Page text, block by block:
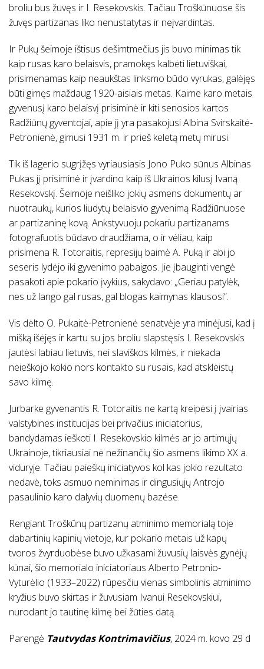
broliu bus žuvęs ir I. Resekovskis. Tačiau Troškūnuose šis
žuvęs partizanas liko nenustatytas ir neįvardintas.
Ir Pukų šeimoje ištisus dešimtmečius jis buvo minimas tik
kaip rusas karo belaisvis, pramokęs kalbėti lietuviškai,
prisimenamas kaip neaukštas linksmo būdo vyrukas, galėjęs
būti gimęs maždaug 1920-aisiais metas. Kaime karo metais
gyvenusį karo belaisvį prisiminė ir kiti senosios kartos
Radžiūnų gyventojai, apie jį yra pasakojusi Albina Svirskaitė-
Petronienė, gimusi 1931 m. ir prieš keletą metų mirusi.
Tik iš lagerio sugrįžęs vyriausiasis Jono Puko sūnus Albinas
Pukas jį prisiminė ir įvardino kaip iš Ukrainos kilusį Ivaną
Resekovskį. Šeimoje neišliko jokių asmens dokumentų ar
nuotraukų, kurios liudytų belaisvio gyvenimą Radžiūnuose
ar partizaninę kovą. Ankstyvuoju pokariu partizanams
fotografuotis būdavo draudžiama, o ir vėliau, kaip
prisimena R. Totoraitis, represijų baimė A. Puką ir abi jo
seseris lydėjo iki gyvenimo pabaigos. Jie įbauginti vengė
pasakoti apie pokario įvykius, sakydavo: „Geriau patylėk,
nes už lango gal rusas, gal blogas kaimynas klausosi“.
Vis dėlto O. Pukaitė-Petronienė senatvėje yra minėjusi, kad į
mišką išėjęs ir kartu su jos broliu slapstęsis I. Resekovskis
jautėsi labiau lietuvis, nei slaviškos kilmės, ir niekada
neieškojo kokio nors kontakto su rusais, kad atskleistų
savo kilmę.
Jurbarke gyvenantis R. Totoraitis ne kartą kreipėsi į įvairias
valstybines institucijas bei privačius iniciatorius,
bandydamas ieškoti I. Resekovskio kilmės ar jo artimųjų
Ukrainoje, tikriausiai nė nežinančių šio asmens likimo XX a.
viduryje. Tačiau paieškų iniciatyvos kol kas jokio rezultato
nedavė, toks asmuo neminimas ir dingusiųjų Antrojo
pasaulinio karo dalyvių duomenų bazėse.
Rengiant Troškūnų partizanų atminimo memorialą toje
dabartinių kapinių vietoje, kur pokario metais už kapų
tvoros žvyrduobėse buvo užkasami žuvusių laisvės gynėjų
kūnai, šio memorialo iniciatoriaus Alberto Petronio-
Vyturėlio (1933–2022) rūpesčiu vienas simbolinis atminimo
kryžius buvo skirtas ir žuvusiam Ivanui Resekovskiui,
nurodant jo tautinę kilmę bei žūties datą.
Parengė Tautvydas Kontrimavičius, 2024 m. kovo 29 d